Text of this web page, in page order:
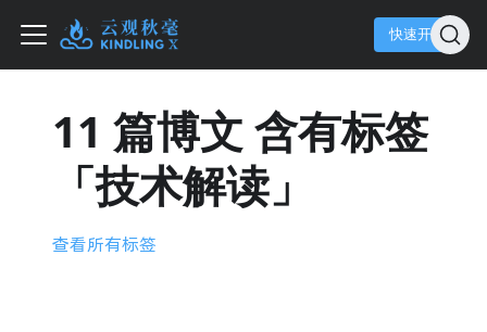
快速开始
11 篇博文 含有标签
「技术解读」
查看所有标签